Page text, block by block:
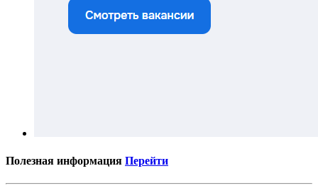
Полезная информация Перейти